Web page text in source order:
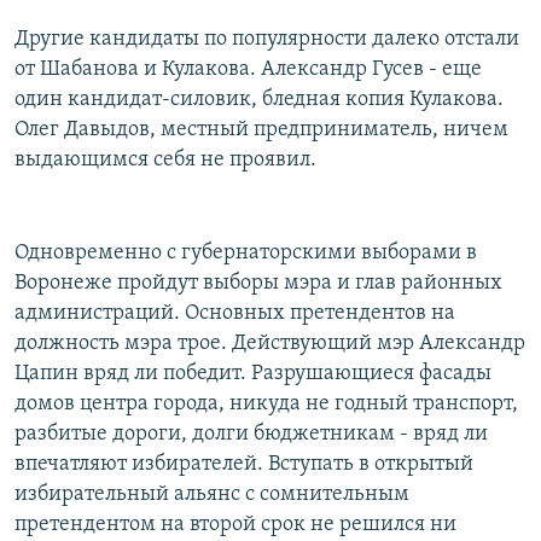
Другие кандидаты по популярности далеко отстали
от Шабанова и Кулакова. Александр Гусев - еще
один кандидат-силовик, бледная копия Кулакова.
Олег Давыдов, местный предприниматель, ничем
выдающимся себя не проявил.
Одновременно с губернаторскими выборами в
Воронеже пройдут выборы мэра и глав районных
администраций. Основных претендентов на
должность мэра трое. Действующий мэр Александр
Цапин вряд ли победит. Разрушающиеся фасады
домов центра города, никуда не годный транспорт,
разбитые дороги, долги бюджетникам - вряд ли
впечатляют избирателей. Вступать в открытый
избирательный альянс с сомнительным
претендентом на второй срок не решился ни